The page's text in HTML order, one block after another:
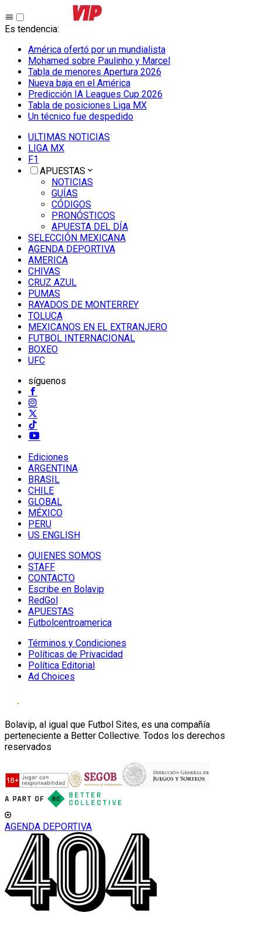
Es tendencia:
América ofertó por un mundialista
Mohamed sobre Paulinho y Marcel
Tabla de menores Apertura 2026
Nueva baja en el América
Predicción IA Leagues Cup 2026
Tabla de posiciones Liga MX
Un técnico fue despedido
ULTIMAS NOTICIAS
LIGA MX
F1
APUESTAS
NOTICIAS
GUÍAS
CÓDIGOS
PRONÓSTICOS
APUESTA DEL DÍA
SELECCIÓN MEXICANA
AGENDA DEPORTIVA
AMERICA
CHIVAS
CRUZ AZUL
PUMAS
RAYADOS DE MONTERREY
TOLUCA
MEXICANOS EN EL EXTRANJERO
FUTBOL INTERNACIONAL
BOXEO
UFC
síguenos
Ediciones
ARGENTINA
BRASIL
CHILE
GLOBAL
MÉXICO
PERU
US ENGLISH
QUIENES SOMOS
STAFF
CONTACTO
Escribe en Bolavip
RedGol
APUESTAS
Futbolcentroamerica
Términos y Condiciones
Políticas de Privacidad
Política Editorial
Ad Choices
Bolavip, al igual que Futbol Sites, es una compañía
perteneciente a Better Collective. Todos los derechos
reservados
AGENDA DEPORTIVA